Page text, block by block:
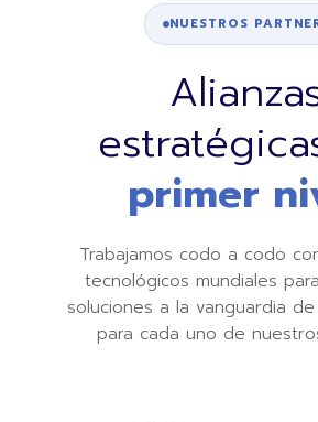
NUESTROS
primer
Trabajamos codo a codo
tecnológicos mundiales
soluciones a la vanguardia
para cada uno de